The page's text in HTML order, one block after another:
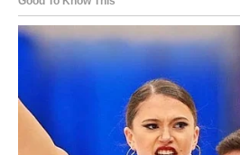
Pred vama su veoma posebni
RIBE
Vi ste davali ljubav čak i onda kada
cijeniti.